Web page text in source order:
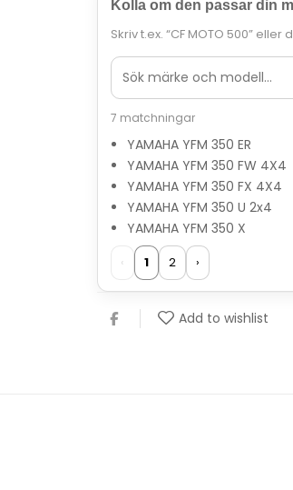
Kolla om den passar din
Skriv t.ex. “CF MOTO 500”
7 matchningar
YAMAHA YFM 350 ER
YAMAHA YFM 350 FW 4X4
YAMAHA YFM 350 FX 4X4
YAMAHA YFM 350 U 2x4
YAMAHA YFM 350 X
‹ 1 2 ›
Add to wishlist